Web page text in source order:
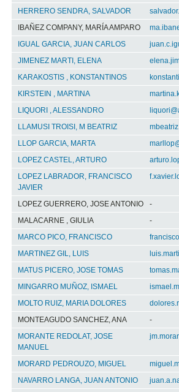
HERRERO SENDRA, SALVADOR
IBAÑEZ COMPANY, MARÍA AMPARO
IGUAL GARCIA, JUAN CARLOS
JIMENEZ MARTI, ELENA
KARAKOSTIS , KONSTANTINOS
KIRSTEIN , MARTINA
LIQUORI , ALESSANDRO
LLAMUSI TROISI, M BEATRIZ
LLOP GARCIA, MARTA
LOPEZ CASTEL, ARTURO
LOPEZ LABRADOR, FRANCISCO
JAVIER
LOPEZ GUERRERO, JOSE ANTONIO
-
MALACARNE , GIULIA
-
MARCO PICO, FRANCISCO
MARTINEZ GIL, LUIS
MATUS PICERO, JOSE TOMAS
MINGARRO MUÑOZ, ISMAEL
MOLTO RUIZ, MARIA DOLORES
MONTEAGUDO SANCHEZ, ANA
-
MORANTE REDOLAT, JOSE
MANUEL
MORARD PEDROUZO, MIGUEL
NAVARRO LANGA, JUAN ANTONIO